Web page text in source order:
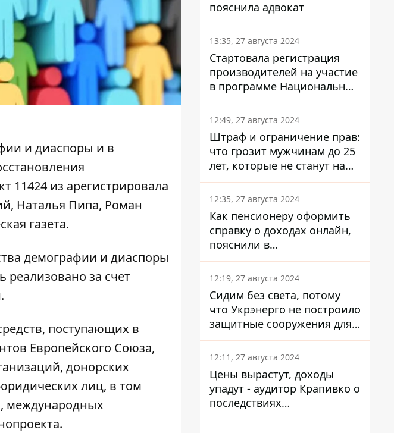
и диаспоры и в
11424 из арегистрировала
Наталья Пипа, Роман
газета.
демографии и диаспоры
реализовано за счет
поступающих в
Европейского Союза,
донорских
лиц, в том
международных
пояснила адвокат
13:35, 27 августа 2024
Стартовала регистрация
производителей на участие
в программе Национальный
кэшбек: как это сделать
через портал Дія
12:49, 27 августа 2024
Штраф и ограничение прав:
что грозит мужчинам до 25
лет, которые не станут на
военный учет
12:35, 27 августа 2024
Как пенсионеру оформить
справку о доходах онлайн,
пояснили в
Минсоцполитики
12:19, 27 августа 2024
Сидим без света, потому
что Укрэнерго не построило
защитные сооружения для
энергетики - нардеп
Кучеренко
12:11, 27 августа 2024
Цены вырастут, доходы
упадут - аудитор Крапивко о
последствиях